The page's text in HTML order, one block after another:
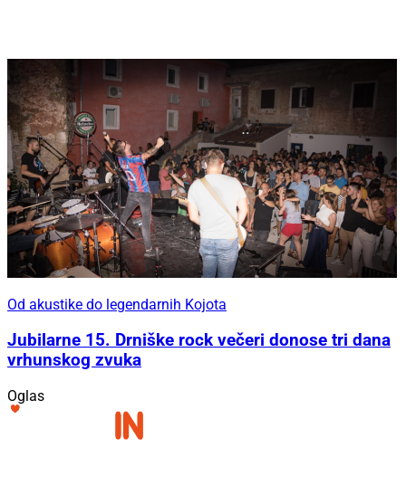
Od akustike do legendarnih Kojota
Jubilarne 15. Drniške rock večeri donose tri dana
vrhunskog zvuka
Oglas